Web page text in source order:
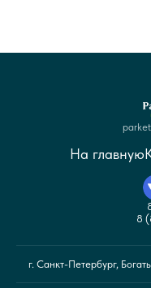
На главную
8
г. Санкт-Петербург,